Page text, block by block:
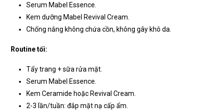
Serum Mabel Essence.
Kem dưỡng Mabel Revival Cream.
Chống nắng không chứa cồn, không gây khô da.
Routine tối:
Tẩy trang + sữa rửa mặt.
Serum Mabel Essence.
Kem Ceramide hoặc Revival Cream.
2-3 lần/tuần: đắp mặt nạ cấp ẩm.